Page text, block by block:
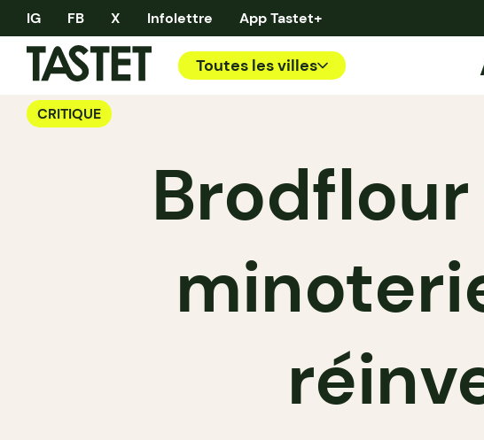
IG FB X Infolettre App Tastet+
Toutes les villes
CRITIQUE